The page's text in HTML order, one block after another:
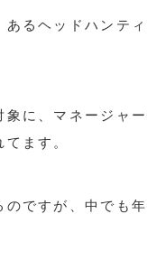
るヘッドハンテ
に、マネージャ
ます。
のですが、中でも